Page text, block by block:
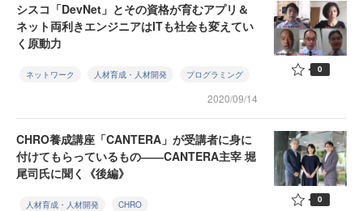
シスコ「DevNet」とその資格が育むアプリ＆
ネット両利きエンジニアはITも社会も変えてい
く原動力
ネットワーク 人材育成・人材開発 プログラミング
2020/09/14
0
CHRO養成講座「CANTERA」が受講者に身に
付けてもらっているもの――CANTERA主宰 堀
尾司氏に聞く《後編》
人材育成・人材開発 CHRO 0